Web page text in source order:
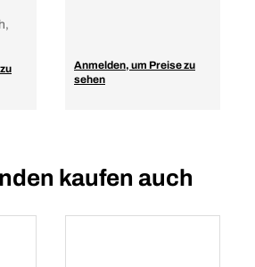
Anmelden, um Preise zu
sehen
kaufen auch